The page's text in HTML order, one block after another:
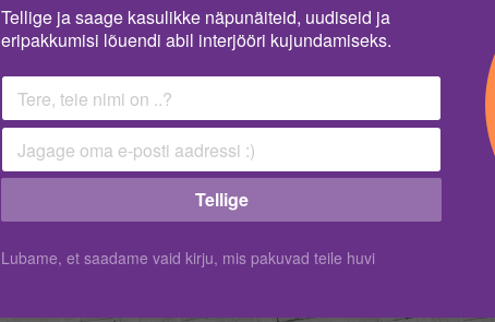
Tellige ja saage kasulikke näpunäiteid, uudiseid ja
eripakkumisi lõuendi abil interjööri kujundamiseks.
Tellige
Lubame, et saadame vaid kirju, mis pakuvad teile huvi